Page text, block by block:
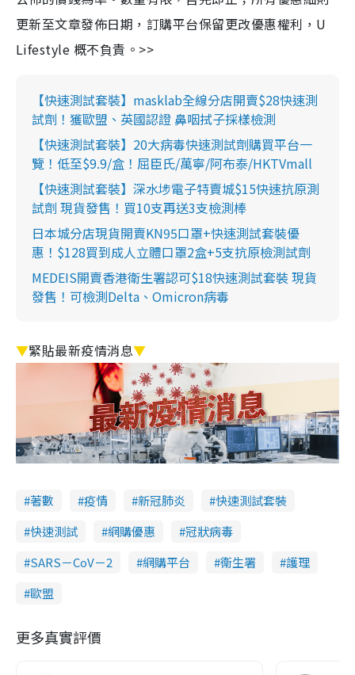
更新至文章發佈日期，訂購平台保留更改優惠權利，U
Lifestyle 概不負責。>>
【快速測試套裝】masklab全線分店開賣$28快速測
試劑！獲歐盟、英國認證 鼻咽拭子採樣檢測
【快速測試套裝】20大病毒快速測試劑購買平台一
覽！低至$9.9/盒！屈臣氏/萬寧/阿布泰/HKTVmall
【快速測試套裝】深水埗電子特賣城$15快速抗原測
試劑 現貨發售！買10支再送3支檢測棒
日本城分店現貨開賣KN95口罩+快速測試套裝優
惠！$128買到成人立體口罩2盒+5支抗原檢測試劑
MEDEIS開賣香港衛生署認可$18快速測試套裝 現貨
發售！可檢測Delta、Omicron病毒
▼緊貼最新疫情消息▼
著數 疫情 新冠肺炎
快速測試套裝
快速測試
網購優惠
冠狀病毒
SARS－CoV－2
網購平台 衞生署
護理
歐盟
更多真實評價